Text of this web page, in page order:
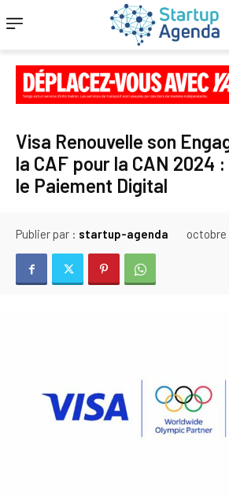
Visa Renouvelle son
la CAF pour la CAN 2024
le Paiement Digital
Publier par : startup-agenda octobre